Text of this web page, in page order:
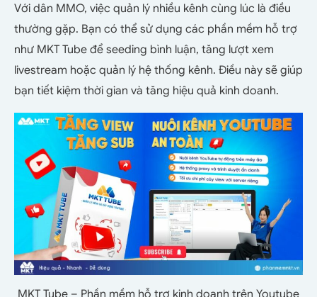
Với dân MMO, việc quản lý nhiều kênh cùng lúc là điều
thường gặp. Bạn có thể sử dụng các phần mềm hỗ trợ
như MKT Tube để seeding bình luận, tăng lượt xem
livestream hoặc quản lý hệ thống kênh. Điều này sẽ giúp
bạn tiết kiệm thời gian và tăng hiệu quả kinh doanh.